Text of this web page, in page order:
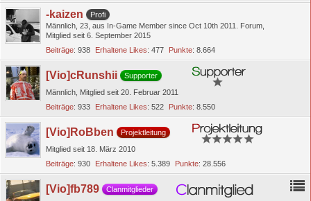
-kaizen
Profi
Männlich 23 aus In-Game Member since Oct 10th 2011. Forum
Mitglied seit 6. September 2015
Beiträge 938 Erhaltene Likes 477 Punkte 8.664
[Vio]cRunshii
Supporter
Männlich Mitglied seit 20. Februar 2011
Beiträge 933 Erhaltene Likes 522 Punkte 8.550
[Vio]RoBben
Projektleitung
Mitglied seit 18. März 2010
Beiträge 930 Erhaltene Likes 5.389 Punkte 28.556
[Vio]fb789
Clanmitglieder